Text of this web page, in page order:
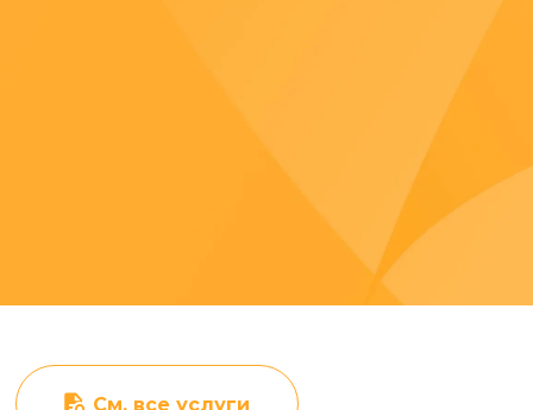
См. все услуги